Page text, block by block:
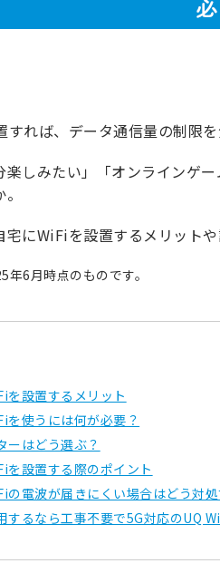
すれば、データ通信量の制限
楽しみたい」「オンラインゲ
宅にWiFiを設置するメリット
6月時点のものです。
を設置するメリット
を使うには何が必要？
ーはどう選ぶ？
を設置する際のポイント
の電波が届きにくい場合はどう対処
するなら工事不要で5G対応のUQ